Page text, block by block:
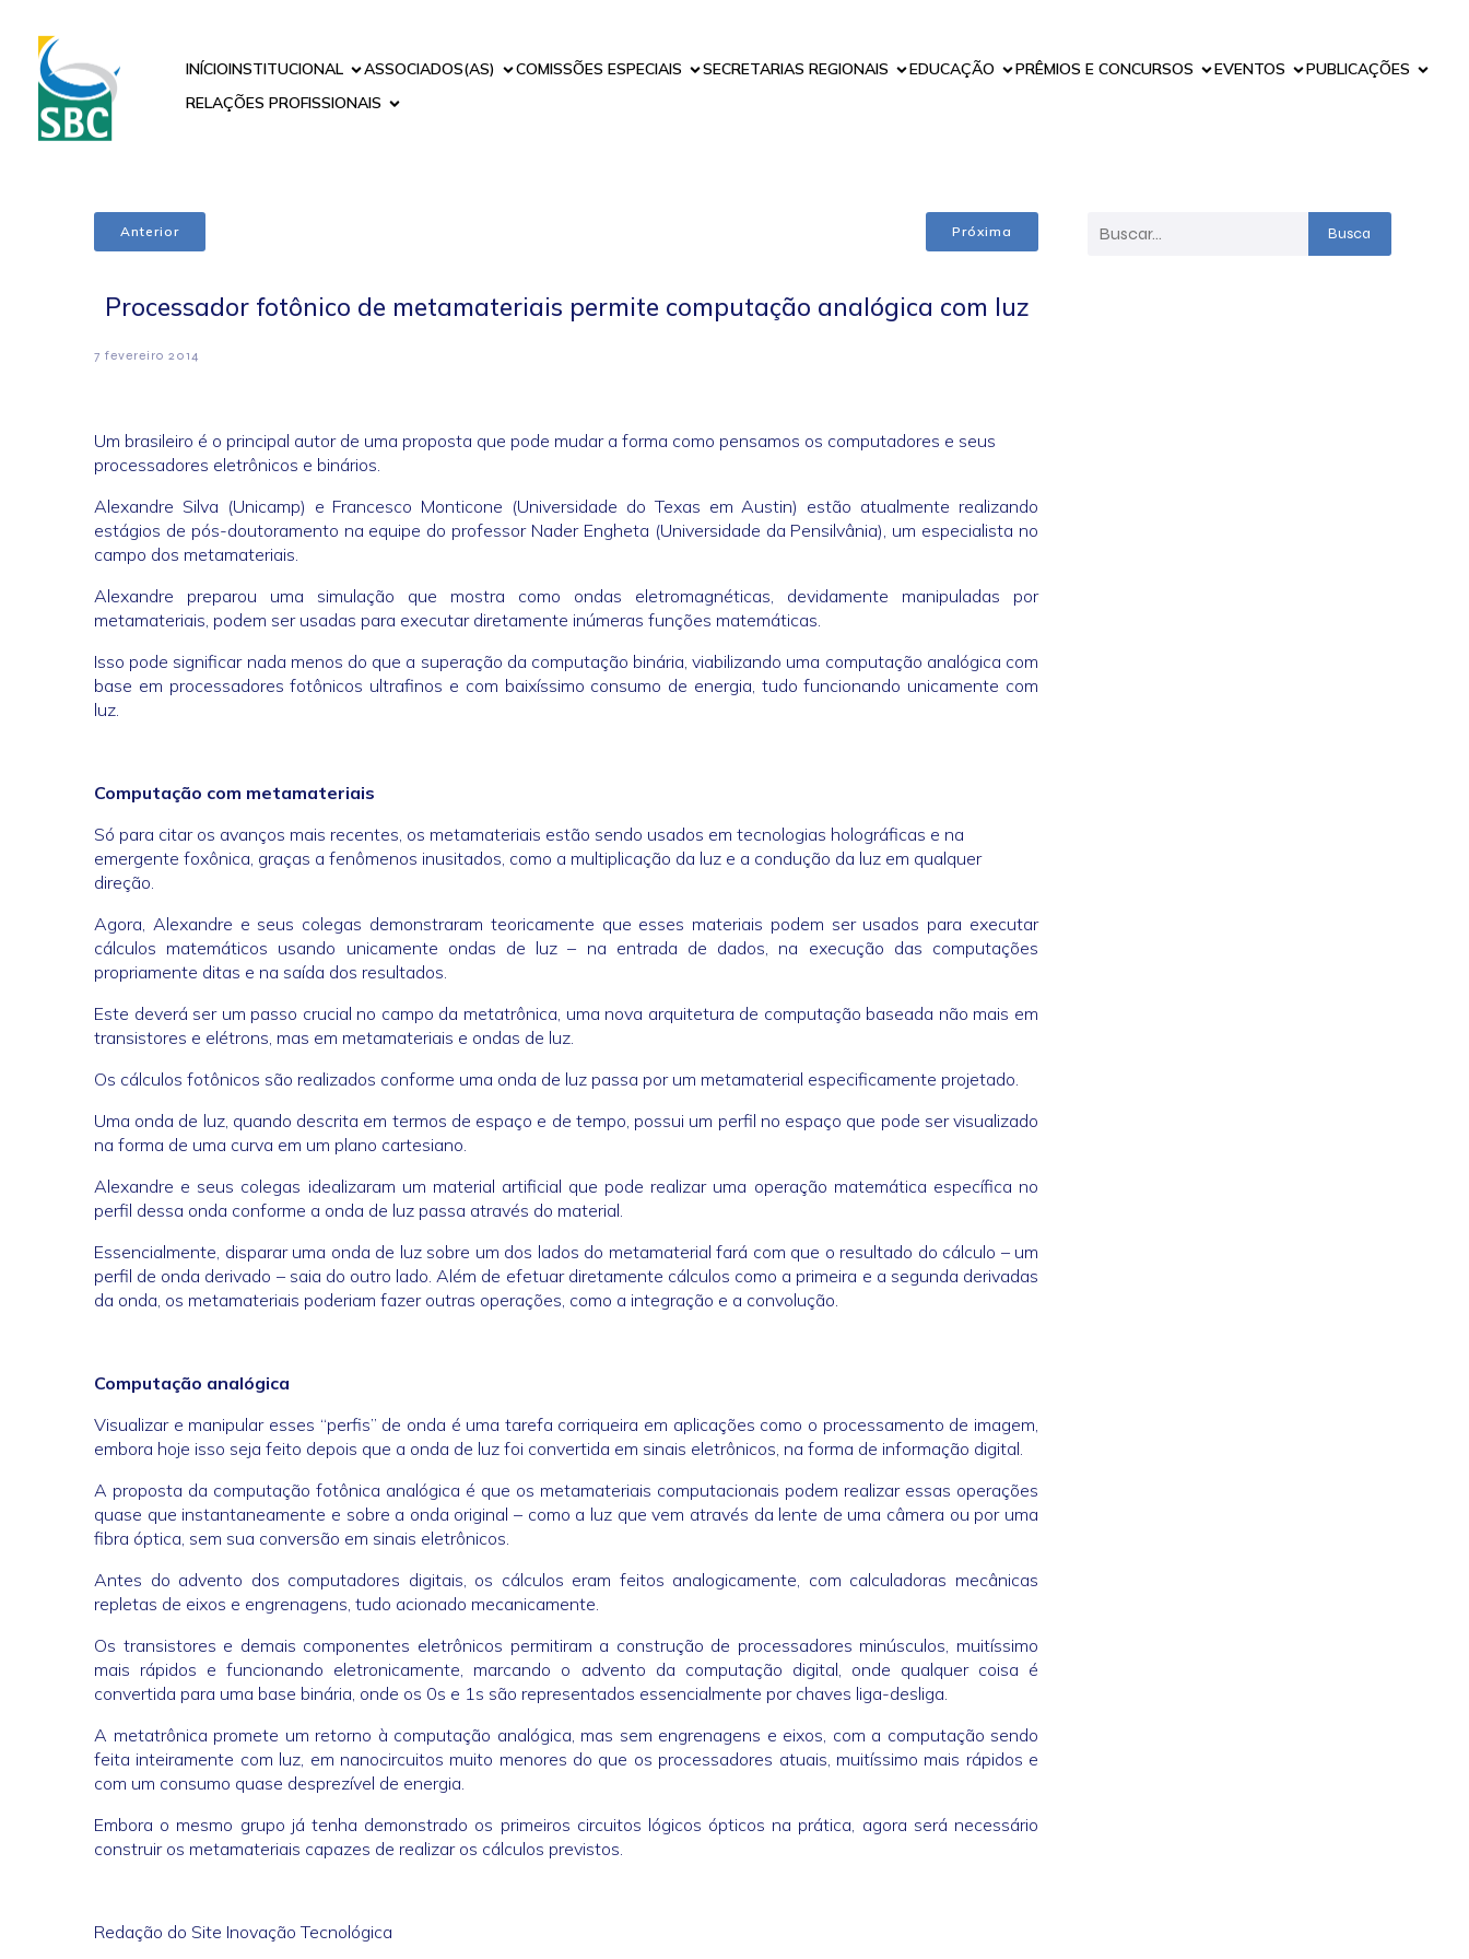
INÍCIOINSTITUCIONAL ASSOCIADOS(AS) COMISSÕES ESPECIAIS SECRETARIAS REGIONAIS EDUCAÇÃO PRÊMIOS E CONCURSOS EVENTOS
PUBLICAÇÕES
RELAÇÕES PROFISSIONAIS
Anterior Próxima
Processador fotônico de metamateriais permite computação analógica com luz
7 fevereiro 2014
Um brasileiro é o principal autor de uma proposta que pode mudar a forma como pensamos os computadores e seus
processadores eletrônicos e binários.
Alexandre Silva (Unicamp) e Francesco Monticone (Universidade do Texas em Austin) estão atualmente realizando
estágios de pós-doutoramento na equipe do professor Nader Engheta (Universidade da Pensilvânia), um especialista no
campo dos metamateriais.
Alexandre preparou uma simulação que mostra como ondas eletromagnéticas, devidamente manipuladas por
metamateriais, podem ser usadas para executar diretamente inúmeras funções matemáticas.
Isso pode significar nada menos do que a superação da computação binária, viabilizando uma computação analógica com
base em processadores fotônicos ultrafinos e com baixíssimo consumo de energia, tudo funcionando unicamente com
luz.
Computação com metamateriais
Só para citar os avanços mais recentes, os metamateriais estão sendo usados em tecnologias holográficas e na
emergente foxônica, graças a fenômenos inusitados, como a multiplicação da luz e a condução da luz em qualquer
direção.
Agora, Alexandre e seus colegas demonstraram teoricamente que esses materiais podem ser usados para executar
cálculos matemáticos usando unicamente ondas de luz – na entrada de dados, na execução das computações
propriamente ditas e na saída dos resultados.
Este deverá ser um passo crucial no campo da metatrônica, uma nova arquitetura de computação baseada não mais em
transistores e elétrons, mas em metamateriais e ondas de luz.
Os cálculos fotônicos são realizados conforme uma onda de luz passa por um metamaterial especificamente projetado.
Uma onda de luz, quando descrita em termos de espaço e de tempo, possui um perfil no espaço que pode ser visualizado
na forma de uma curva em um plano cartesiano.
Alexandre e seus colegas idealizaram um material artificial que pode realizar uma operação matemática específica no
perfil dessa onda conforme a onda de luz passa através do material.
Essencialmente, disparar uma onda de luz sobre um dos lados do metamaterial fará com que o resultado do cálculo – um
perfil de onda derivado – saia do outro lado. Além de efetuar diretamente cálculos como a primeira e a segunda derivadas
da onda, os metamateriais poderiam fazer outras operações, como a integração e a convolução.
Computação analógica
Visualizar e manipular esses “perfis” de onda é uma tarefa corriqueira em aplicações como o processamento de imagem,
embora hoje isso seja feito depois que a onda de luz foi convertida em sinais eletrônicos, na forma de informação digital.
A proposta da computação fotônica analógica é que os metamateriais computacionais podem realizar essas operações
quase que instantaneamente e sobre a onda original – como a luz que vem através da lente de uma câmera ou por uma
fibra óptica, sem sua conversão em sinais eletrônicos.
Antes do advento dos computadores digitais, os cálculos eram feitos analogicamente, com calculadoras mecânicas
repletas de eixos e engrenagens, tudo acionado mecanicamente.
Os transistores e demais componentes eletrônicos permitiram a construção de processadores minúsculos, muitíssimo
mais rápidos e funcionando eletronicamente, marcando o advento da computação digital, onde qualquer coisa é
convertida para uma base binária, onde os 0s e 1s são representados essencialmente por chaves liga-desliga.
A metatrônica promete um retorno à computação analógica, mas sem engrenagens e eixos, com a computação sendo
feita inteiramente com luz, em nanocircuitos muito menores do que os processadores atuais, muitíssimo mais rápidos e
com um consumo quase desprezível de energia.
Embora o mesmo grupo já tenha demonstrado os primeiros circuitos lógicos ópticos na prática, agora será necessário
construir os metamateriais capazes de realizar os cálculos previstos.
Redação do Site Inovação Tecnológica
Busca